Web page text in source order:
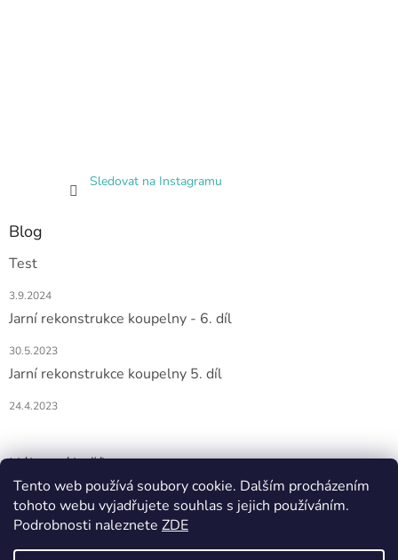
Tento web používá soubory cookie. Dalším procházením
tohoto webu vyjadřujete souhlas s jejich používáním.
Podrobnosti naleznete ZDE
Sledovat na Instagramu
Blog
Test
3.9.2024
Jarní rekonstrukce koupelny - 6. díl
30.5.2023
Jarní rekonstrukce koupelny 5. díl
24.4.2023
Nákupní košík
0KS /0 KČ